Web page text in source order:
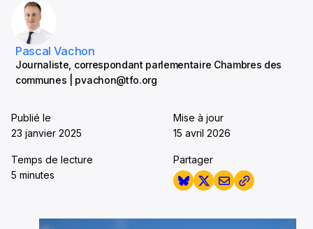
Pascal Vachon
Journaliste, correspondant parlementaire Chambres des
communes | pvachon@tfo.org
Publié le
23 janvier 2025
Mise à jour
15 avril 2026
Temps de lecture
5 minutes
Partager